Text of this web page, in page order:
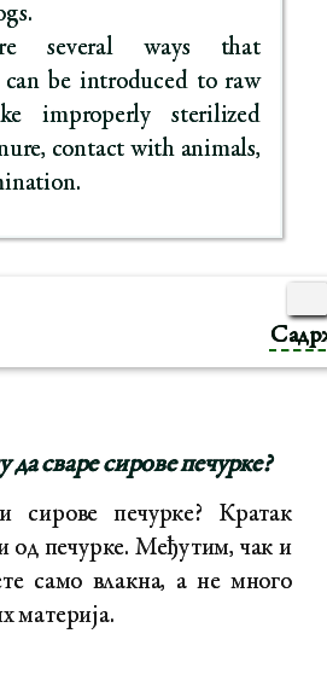
several ways that
be introduced to raw
improperly sterilized
contact with animals,
сваре сирове печурке?
сирове печурке? Кратак
од печурке. Међутим, чак и
само влакна, а не много
материја.